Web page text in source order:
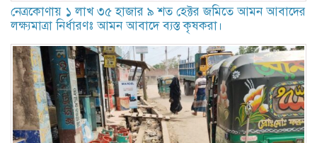
নেত্রকোণায় ১ লাখ ৩৫ হাজার ৯ শত হেক্টর জমিতে আমন আবাদের
লক্ষ্যমাত্রা নির্ধারণঃ আমন আবাদে ব্যস্ত কৃষকরা।